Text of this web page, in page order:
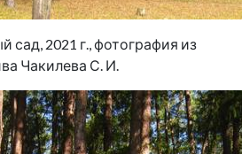
сад, 2021 г., фотография из
Чакилева С. И.